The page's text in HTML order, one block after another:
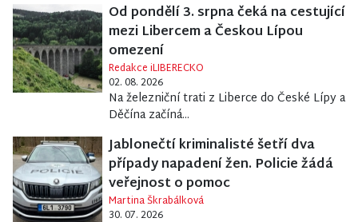
Od pondělí 3. srpna čeká na cestující
mezi Libercem a Českou Lípou
omezení
Redakce iLIBERECKO
02. 08. 2026
Na železniční trati z Liberce do České Lípy a
Děčína začíná...
Jablonečtí kriminalisté šetří dva
případy napadení žen. Policie žádá
veřejnost o pomoc
Martina Škrabálková
30. 07. 2026